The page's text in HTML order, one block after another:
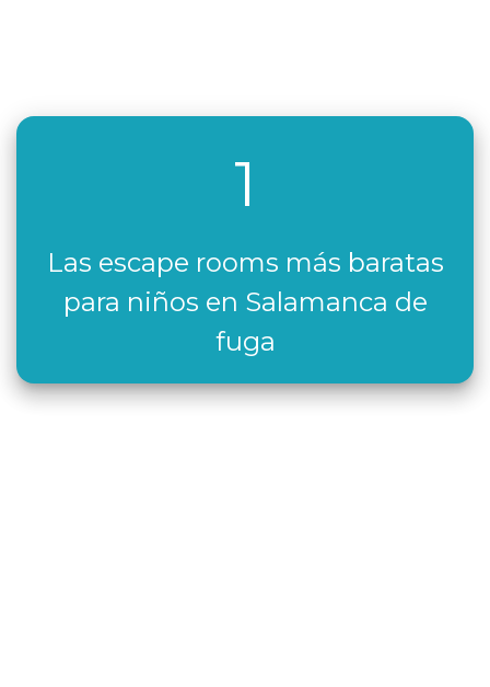
1
Las escape rooms más baratas
para niños en Salamanca de
fuga